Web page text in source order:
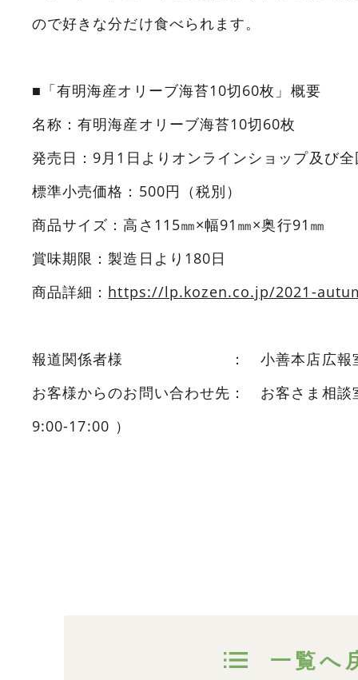
ので好きな分だけ食べられます。
■「有明海産オリーブ海苔10切60枚」概要
名称：有明海産オリーブ海苔10切60枚
発売日：9月1日よりオンラインショップ及び
標準小売価格：500円（税別）
商品サイズ：高さ115㎜×幅91㎜×奥行91㎜
賞味期限：製造日より180日
商品詳細： https://lp.kozen.co.jp/2021-
報道関係者様 ： 小善本店広報室
お客様からのお問い合わせ先： お客さま相
9:00-17:00 ）
一覧へ